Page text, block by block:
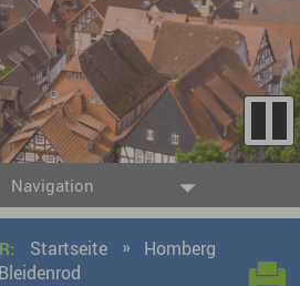
Navigation
Startseite
Homberg
Bleidenrod